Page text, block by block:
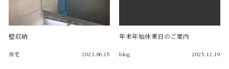
壁収納
住宅 2023.06.15
年末年始休業日のご案内
blog 2025.12.19